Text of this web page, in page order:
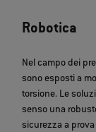
Robotica
Nel campo dei
sono esposti a
torsione. Le
senso una
sicurezza a